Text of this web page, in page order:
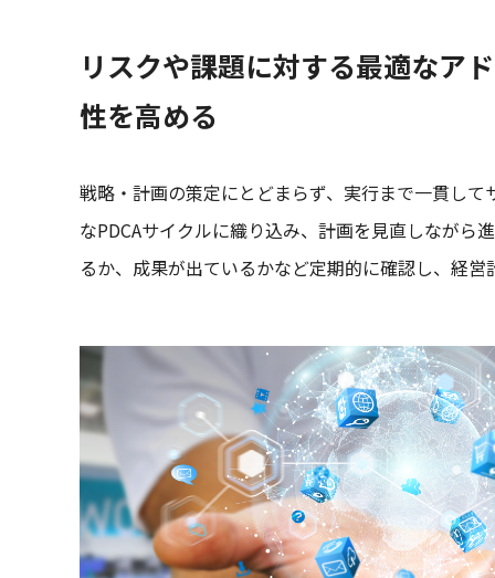
リスクや課題に対する最適なア
性を高める
戦略・計画の策定にとどまらず、実行まで一貫し
なPDCAサイクルに織り込み、計画を見直しながら
るか、成果が出ているかなど定期的に確認し、経